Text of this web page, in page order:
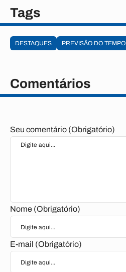
Tags
DESTAQUES PREVISÃO DO TEMPO
Comentários
Seu comentário (Obrigatório)
Nome (Obrigatório)
E-mail (Obrigatório)